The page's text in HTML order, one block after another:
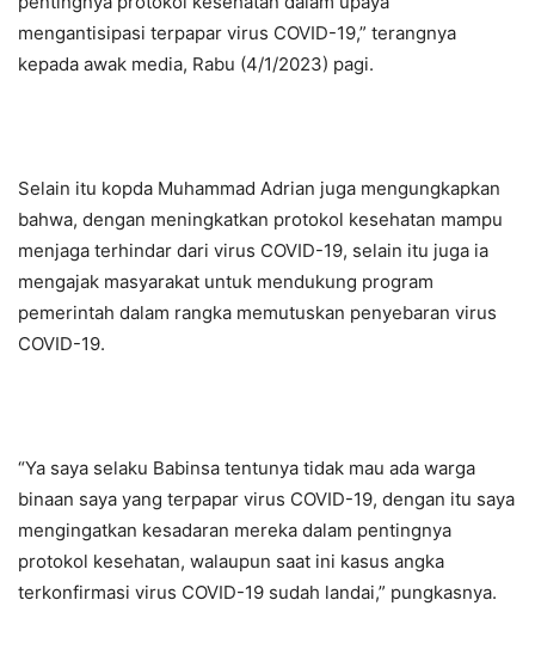
mengantisipasi terpapar virus COVID-19,” terangnya
kepada awak media, Rabu (4/1/2023) pagi.
Selain itu kopda Muhammad Adrian juga mengungkapkan
bahwa, dengan meningkatkan protokol kesehatan mampu
menjaga terhindar dari virus COVID-19, selain itu juga ia
mengajak masyarakat untuk mendukung program
pemerintah dalam rangka memutuskan penyebaran virus
COVID-19.
“Ya saya selaku Babinsa tentunya tidak mau ada warga
binaan saya yang terpapar virus COVID-19, dengan itu saya
mengingatkan kesadaran mereka dalam pentingnya
protokol kesehatan, walaupun saat ini kasus angka
terkonfirmasi virus COVID-19 sudah landai,” pungkasnya.